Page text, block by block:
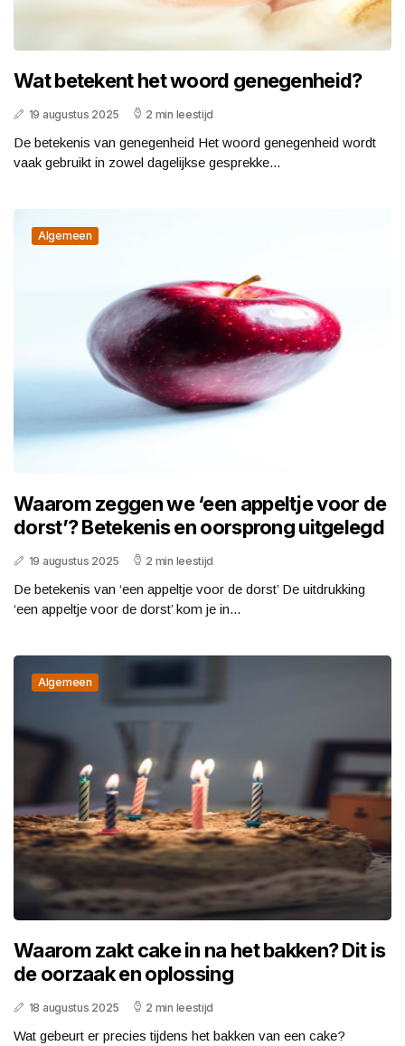
Wat betekent het woord genegenheid?
19 augustus 2025 2 min leestijd
De betekenis van genegenheid Het woord genegenheid wordt
vaak gebruikt in zowel dagelijkse gesprekke...
Algemeen
Waarom zeggen we ‘een appeltje voor de
dorst’? Betekenis en oorsprong uitgelegd
19 augustus 2025 2 min leestijd
De betekenis van ‘een appeltje voor de dorst’ De uitdrukking
‘een appeltje voor de dorst’ kom je in...
Algemeen
Waarom zakt cake in na het bakken? Dit is
de oorzaak en oplossing
18 augustus 2025 2 min leestijd
Wat gebeurt er precies tijdens het bakken van een cake?